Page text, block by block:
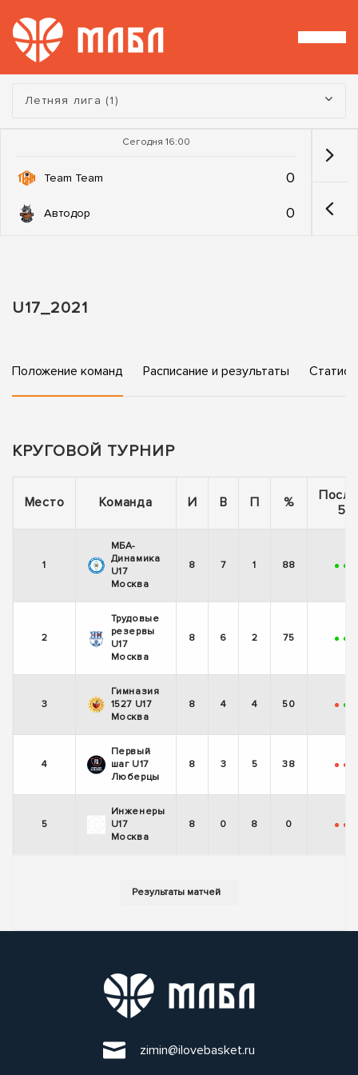
Турнир:
Летняя лига (1)
Сегодня 16:00
Team Team 0
Автодор 0
U17_2021
Положение команд Расписание и результаты
КРУГОВОЙ ТУРНИР
Место Команда И В П %
5
1
МБА-
Динамика
U17
Москва
8 7 1 88 + +
2
Трудовые
резервы
U17
Москва
8 6 2 75 + +
3
Гимназия
1527 U17
Москва
8 4 4 50 - +
4
Первый
шаг U17
Люберцы
8 3 5 38 - -
5
Инженеры
U17
Москва
8 0 8 0 - -
zimin@ilovebasket.ru